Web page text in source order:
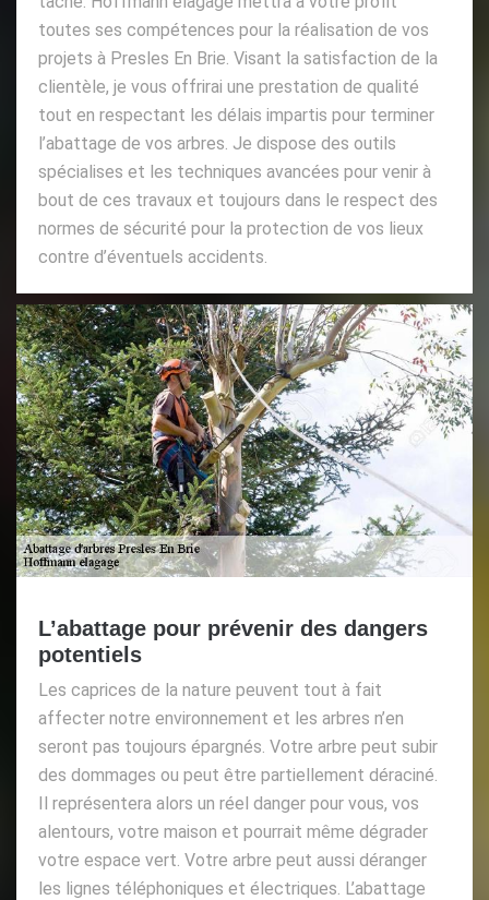
toutes ses compétences pour la réalisation de vos
projets à Presles En Brie. Visant la satisfaction de la
clientèle, je vous offrirai une prestation de qualité
tout en respectant les délais impartis pour terminer
l’abattage de vos arbres. Je dispose des outils
spécialises et les techniques avancées pour venir à
bout de ces travaux et toujours dans le respect des
normes de sécurité pour la protection de vos lieux
contre d’éventuels accidents.
L’abattage pour prévenir des dangers
potentiels
Les caprices de la nature peuvent tout à fait
affecter notre environnement et les arbres n’en
seront pas toujours épargnés. Votre arbre peut subir
des dommages ou peut être partiellement déraciné.
Il représentera alors un réel danger pour vous, vos
alentours, votre maison et pourrait même dégrader
votre espace vert. Votre arbre peut aussi déranger
les lignes téléphoniques et électriques. L’abattage